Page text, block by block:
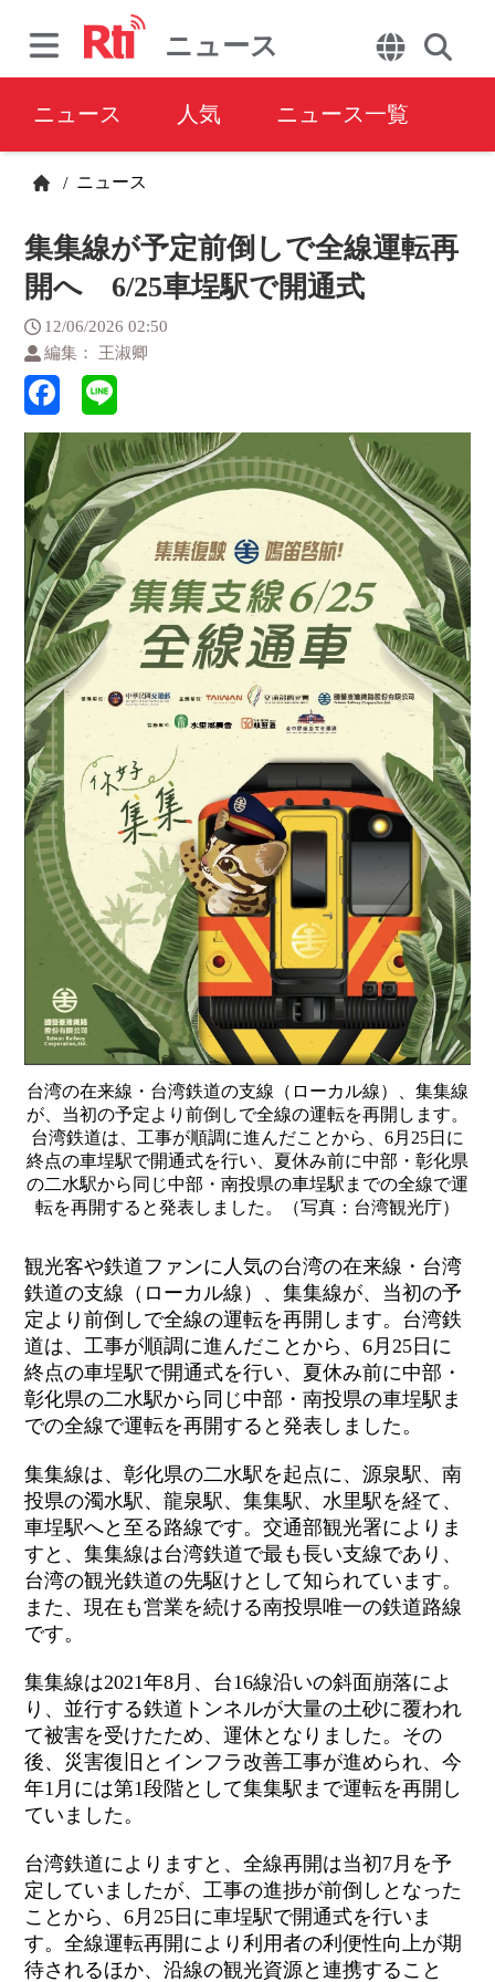
ニュース
ニュース 人気 ニュース一覧
/ ニュース
集集線が予定前倒しで全線運転再
開へ 6/25車埕駅で開通式
12/06/2026 02:50
編集： 王淑卿
台湾の在来線・台湾鉄道の支線（ローカル線）、集集線
が、当初の予定より前倒しで全線の運転を再開します。
台湾鉄道は、工事が順調に進んだことから、6月25日に
終点の車埕駅で開通式を行い、夏休み前に中部・彰化県
の二水駅から同じ中部・南投県の車埕駅までの全線で運
転を再開すると発表しました。（写真：台湾観光庁）
観光客や鉄道ファンに人気の台湾の在来線・台湾
鉄道の支線（ローカル線）、集集線が、当初の予
定より前倒しで全線の運転を再開します。台湾鉄
道は、工事が順調に進んだことから、6月25 日に
終点の車埕駅で開通式を行い、夏休み前に中部・
彰化県の二水駅から同じ中部・南投県の車埕駅ま
での全線で運転を再開すると発表しました。
集集線は、彰化県の二水駅を起点に、源泉駅、南
投県の濁水駅、龍泉駅、集集駅、水里駅を経て、
車埕駅へと至る路線です。交通部観光署によりま
すと、集集線は台湾鉄道で最も長い支線であり、
台湾の観光鉄道の先駆けとして知られています。
また、現在も営業を続ける南投県唯一の鉄道路線
です。
集集線は2021年8月、台16線沿いの斜面崩落によ
り、並行する鉄道トンネルが大量の土砂に覆われ
て被害を受けたため、運休となりました。その
後、災害復旧とインフラ改善工事が進められ、今
年1 月には第1段階として集集駅まで運転を再開し
ていました。
台湾鉄道によりますと、全線再開は当初7月を予
定していましたが、工事の進捗が前倒しとなった
ことから、6月25 日に車埕駅で開通式を行いま
す。全線運転再開により利用者の利便性向上が期
待されるほか、沿線の観光資源と連携すること